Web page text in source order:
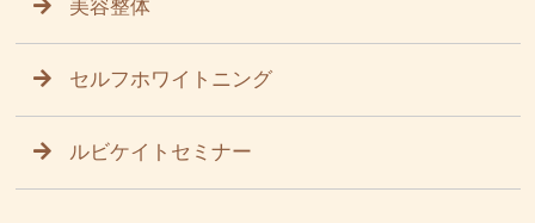
美容整体
セルフホワイトニング
ルビケイトセミナー